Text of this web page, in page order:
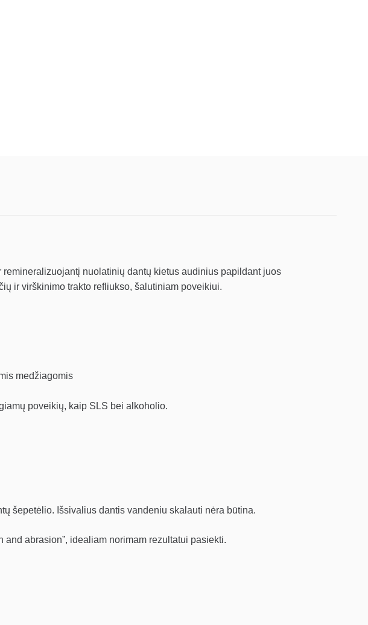
nuolatinių dantų kietus audinius papildant juos
ir virškinimo trakto refliukso, šalutiniam poveikiui.
medžiagomis
poveikių, kaip SLS bei alkoholio.
šepetėlio. Išsivalius dantis vandeniu skalauti nėra būtina.
abrasion”, idealiam norimam rezultatui pasiekti.